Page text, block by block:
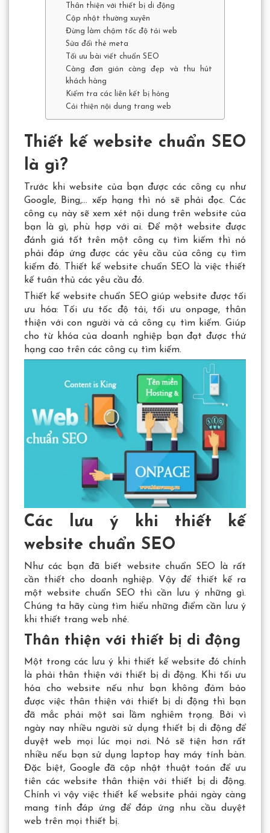
Thân thiện với thiết bị di động
Cập nhật thường xuyên
Đừng làm chậm tốc độ tải web
Sửa đổi thẻ meta
Tối ưu bài viết chuẩn SEO
Càng đơn giản càng đẹp và thu hút
khách hàng
Kiểm tra các liên kết bị hỏng
Cải thiện nội dung trang web
Thiết kế website chuẩn SEO
là gì?
Trước khi website của bạn được các công cụ như
Google, Bing,… xếp hạng thì nó sẽ phải đọc. Các
công cụ này sẽ xem xét nội dung trên website của
bạn là gì, phù hợp với ai. Để một website được
đánh giá tốt trên một công cụ tìm kiếm thì nó
phải đáp ứng được các yêu cầu của công cụ tìm
kiếm đó. Thiết kế website chuẩn SEO là việc thiết
kế tuân thủ các yêu cầu đó.
Thiết kế website chuẩn SEO giúp website được tối
ưu hóa: Tối ưu tốc độ tải, tối ưu onpage, thân
thiện với con người và cả công cụ tìm kiếm. Giúp
cho từ khóa của doanh nghiệp bạn đạt được thứ
hạng cao trên các công cụ tìm kiếm.
Các lưu ý khi thiết kế
website chuẩn SEO
Như các bạn đã biết website chuẩn SEO là rất
cần thiết cho doanh nghiệp. Vậy để thiết kế ra
một website chuẩn SEO thì cần lưu ý những gì.
Chúng ta hãy cùng tìm hiểu những điểm cần lưu ý
khi thiết trang web nhé.
Thân thiện với thiết bị di động
Một trong các lưu ý khi thiết kế website đó chính
là phải thân thiện với thiết bị di động. Khi tối ưu
hóa cho website nếu như bạn không đảm bảo
được việc thân thiện với thiết bị di động thì bạn
đã mắc phải một sai lầm nghiêm trọng. Bởi vì
ngày nay nhiều người sử dụng thiết bị di động để
duyệt web mọi lúc mọi nơi. Nó sẽ tiện hơn rất
nhiều nếu bạn sử dụng laptop hay máy tính bàn.
Đặc biệt, Google đã cập nhật thuật toán để ưu
tiên các website thân thiện với thiết bị di động.
Chính vì vậy việc thiết kế website phải ngày càng
mang tính đáp ứng để đáp ứng nhu cầu duyệt
web trên mọi thiết bị.